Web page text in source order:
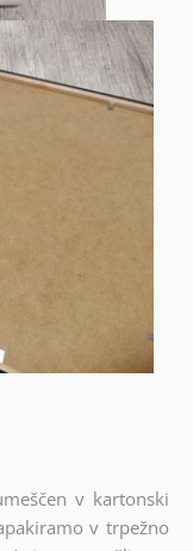
v kartonski
v trpežno